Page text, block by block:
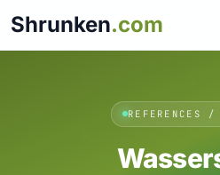
Shrunken.com
REFERENCES /